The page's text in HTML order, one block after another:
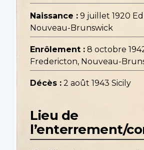
Naissance : 9 juillet 1920
Nouveau-Brunswick
Enrôlement : 8 octobre
Fredericton, Nouveau-
Décès : 2 août 1943 Sicily
Lieu de
l’enterrement/